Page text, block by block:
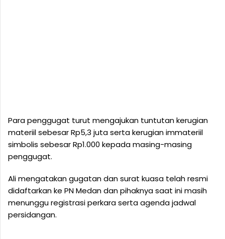
Para penggugat turut mengajukan tuntutan kerugian
materiil sebesar Rp5,3 juta serta kerugian immateriil
simbolis sebesar Rp1.000 kepada masing-masing
penggugat.
Ali mengatakan gugatan dan surat kuasa telah resmi
didaftarkan ke PN Medan dan pihaknya saat ini masih
menunggu registrasi perkara serta agenda jadwal
persidangan.